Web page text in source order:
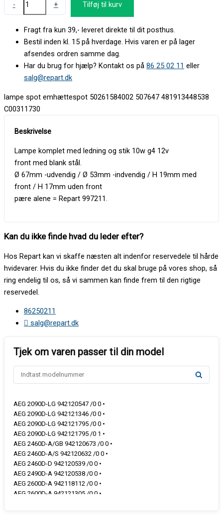
- + Tilføj til kurv
Fragt fra kun 39,- leveret direkte til dit posthus.
Bestil inden kl. 15 på hverdage. Hvis varen er på lager
afsendes ordren samme dag.
Har du brug for hjælp? Kontakt os på 86 25 02 11 eller
salg@repart.dk
lampe spot emhættespot 50261584002 507647 481913448538
C00311730
Lampe komplet med ledning og stik 10w g4 12v
front med blank stål.
Ø 67mm -udvendig / Ø 53mm -indvendig / H 19mm med
front / H 17mm uden front
pære alene = Repart 997211.
Kan du ikke finde hvad du leder efter?
Hos Repart kan vi skaffe næsten alt indenfor reservedele til hårde
hvidevarer. Hvis du ikke finder det du skal bruge på vores shop, så
ring endelig til os, så vi sammen kan finde frem til den rigtige
reservedel.
86250211
salg@repart.dk
AEG 2090D-LG 942120547 /0 0 •
AEG 2090D-LG 942121346 /0 0 •
AEG 2090D-LG 942121795 /0 0 •
AEG 2090D-LG 942121795 /0 1 •
AEG 2460D-A/GB 942120673 /0 0 •
AEG 2460D-A/S 942120632 /0 0 •
AEG 2460D-D 942120539 /0 0 •
AEG 2490D-A 942120538 /0 0 •
AEG 2600D-A 942118112 /0 0 •
AEG 2600D-A 942121305 /0 0 •
AEG 2600D-A 942121754 /0 0 •